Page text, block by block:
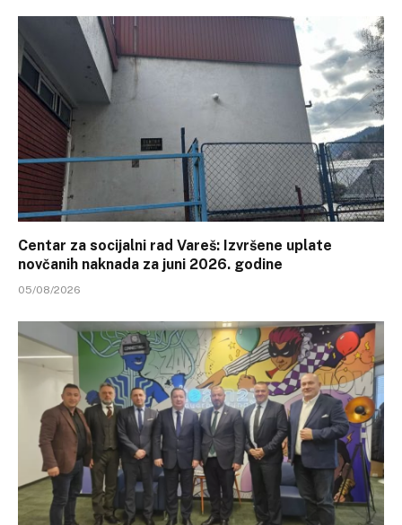
Centar za socijalni rad Vareš: Izvršene uplate
novčanih naknada za juni 2026. godine
05/08/2026